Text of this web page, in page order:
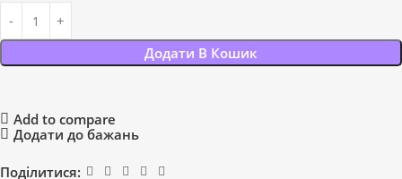
Додати В Кошик
Add to compare
Додати до бажань
Поділитися: